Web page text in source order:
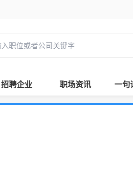
招聘企业 职场资讯 一句